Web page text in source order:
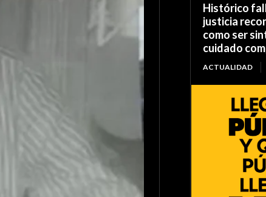
Histórico
justicia
como ser
cuidado
ACTUALIDAD